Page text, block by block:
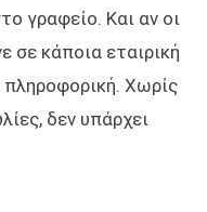
γραφείο. Και αν οι
σε κάποια εταιρική
πληροφορική. Χωρίς
δεν υπάρχει